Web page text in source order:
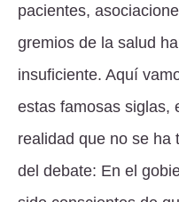
pacientes,
gremios de la salud
insuficiente. Aquí
estas famosas siglas,
realidad que no se ha
del debate: En el